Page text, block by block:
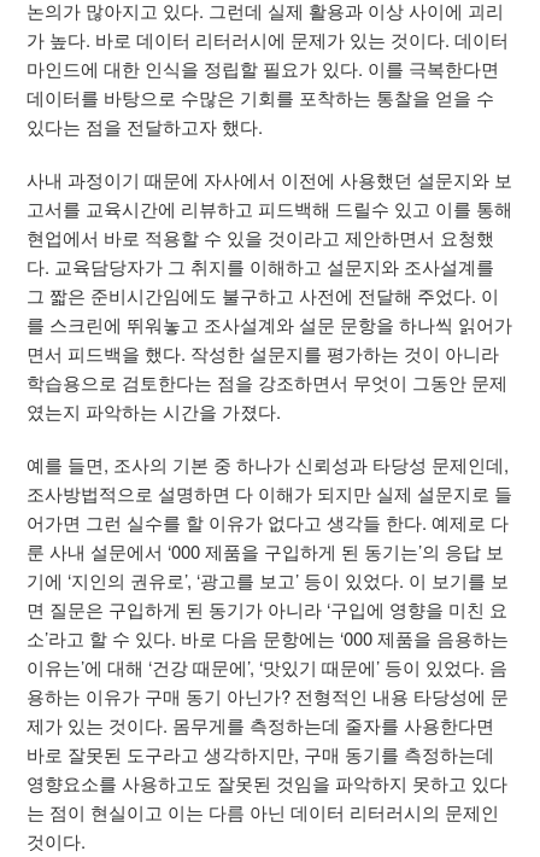
논의가 많아지고 있다. 그런데 실제 활용과 이상 사이에 괴리
가 높다. 바로 데이터 리터러시에 문제가 있는 것이다. 데이터
마인드에 대한 인식을 정립할 필요가 있다. 이를 극복한다면
데이터를 바탕으로 수많은 기회를 포착하는 통찰을 얻을 수
있다는 점을 전달하고자 했다.
사내 과정이기 때문에 자사에서 이전에 사용했던 설문지와 보
고서를 교육시간에 리뷰하고 피드백해 드릴수 있고 이를 통해
현업에서 바로 적용할 수 있을 것이라고 제안하면서 요청했
다. 교육담당자가 그 취지를 이해하고 설문지와 조사설계를
그 짧은 준비시간임에도 불구하고 사전에 전달해 주었다. 이
를 스크린에 뛰워놓고 조사설계와 설문 문항을 하나씩 읽어가
면서 피드백을 했다. 작성한 설문지를 평가하는 것이 아니라
학습용으로 검토한다는 점을 강조하면서 무엇이 그동안 문제
였는지 파악하는 시간을 가졌다.
예를 들면, 조사의 기본 중 하나가 신뢰성과 타당성 문제인데,
조사방법적으로 설명하면 다 이해가 되지만 실제 설문지로 들
어가면 그런 실수를 할 이유가 없다고 생각들 한다. 예제로 다
룬 사내 설문에서 ‘000 제품을 구입하게 된 동기는’의 응답 보
기에 ‘지인의 권유로’, ‘광고를 보고’ 등이 있었다. 이 보기를 보
면 질문은 구입하게 된 동기가 아니라 ‘구입에 영향을 미친 요
소’라고 할 수 있다. 바로 다음 문항에는 ‘000 제품을 음용하는
이유는’에 대해 ‘건강 때문에’, ‘맛있기 때문에’ 등이 있었다. 음
용하는 이유가 구매 동기 아닌가? 전형적인 내용 타당성에 문
제가 있는 것이다. 몸무게를 측정하는데 줄자를 사용한다면
바로 잘못된 도구라고 생각하지만, 구매 동기를 측정하는데
영향요소를 사용하고도 잘못된 것임을 파악하지 못하고 있다
는 점이 현실이고 이는 다름 아닌 데이터 리터러시의 문제인
것이다.